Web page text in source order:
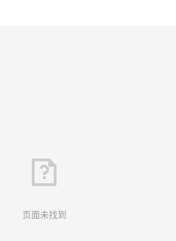
页面未找到